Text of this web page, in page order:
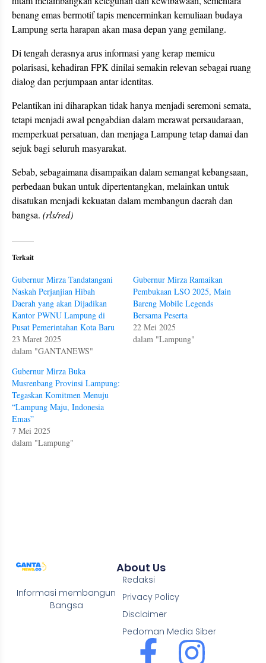
benang emas bermotif tapis mencerminkan kemuliaan budaya
Lampung serta harapan akan masa depan yang gemilang.
Di tengah derasnya arus informasi yang kerap memicu
polarisasi, kehadiran FPK dinilai semakin relevan sebagai ruang
dialog dan perjumpaan antar identitas.
Pelantikan ini diharapkan tidak hanya menjadi seremoni semata,
tetapi menjadi awal pengabdian dalam merawat persaudaraan,
memperkuat persatuan, dan menjaga Lampung tetap damai dan
sejuk bagi seluruh masyarakat.
Sebab, sebagaimana disampaikan dalam semangat kebangsaan,
perbedaan bukan untuk dipertentangkan, melainkan untuk
disatukan menjadi kekuatan dalam membangun daerah dan
bangsa. (rls/red)
Terkait
Gubernur Mirza Tandatangani
Naskah Perjanjian Hibah
Daerah yang akan Dijadikan
Kantor PWNU Lampung di
Pusat Pemerintahan Kota Baru
23 Maret 2025
dalam "GANTANEWS"
Gubernur Mirza Ramaikan
Pembukaan LSO 2025, Main
Bareng Mobile Legends
Bersama Peserta
22 Mei 2025
dalam "Lampung"
Gubernur Mirza Buka
Musrenbang Provinsi Lampung:
Tegaskan Komitmen Menuju
“Lampung Maju, Indonesia
Emas”
7 Mei 2025
dalam "Lampung"
Informasi membangun
Bangsa
About Us
Redaksi
Privacy Policy
Disclaimer
Pedoman Media Siber